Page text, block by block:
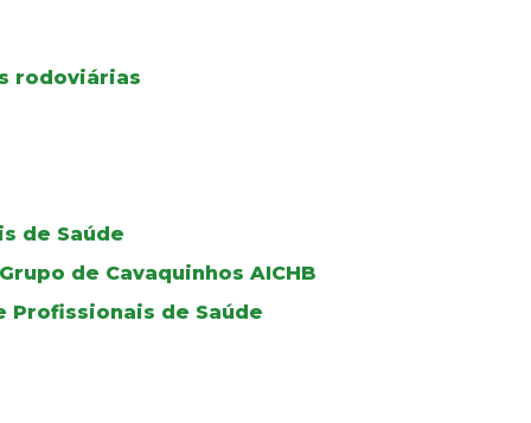
rodoviárias
de Saúde
de Cavaquinhos AICHB
Profissionais de Saúde